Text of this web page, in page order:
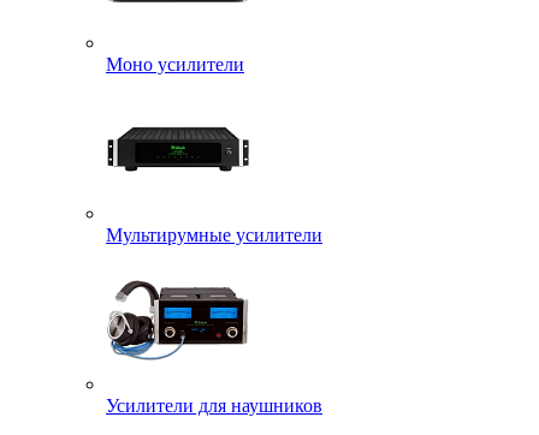
Моно усилители
Мультирумные усилители
Усилители для наушников